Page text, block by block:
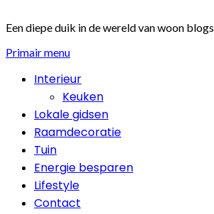
Een diepe duik in de wereld van woon blogs
Primair menu
Interieur
Keuken
Lokale gidsen
Raamdecoratie
Tuin
Energie besparen
Lifestyle
Contact